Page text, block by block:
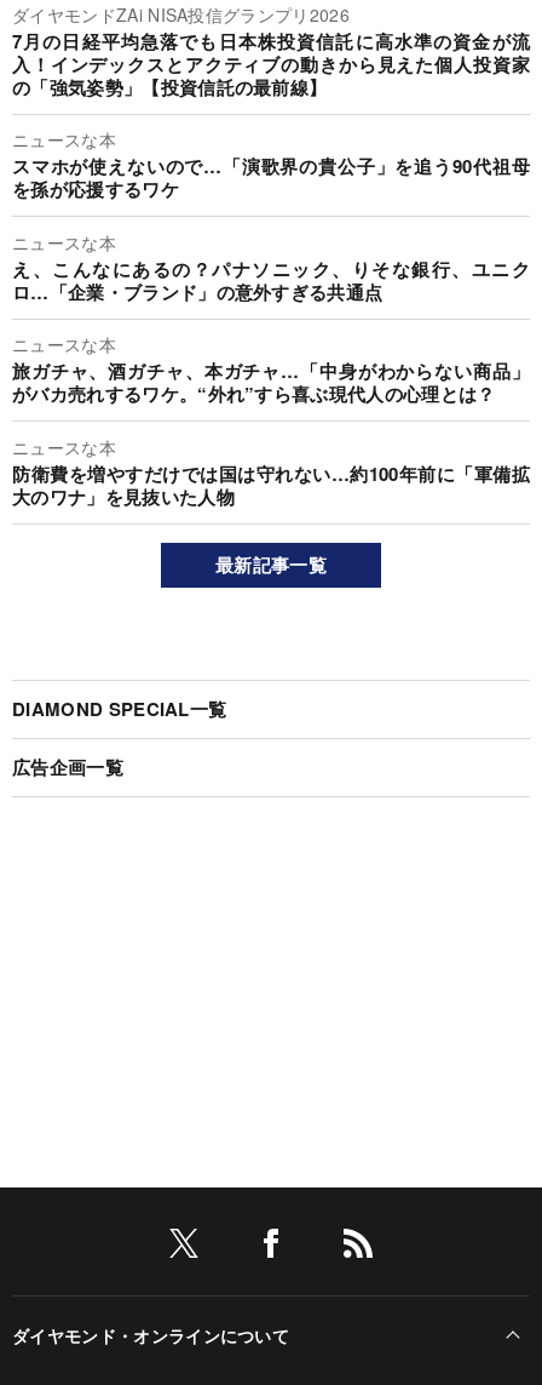
ダイヤモンドZAi NISA投信グランプリ2026
7月の日経平均急落でも日本株投資信託に高水準の資金が流
入！インデックスとアクティブの動きから見えた個人投資家
の「強気姿勢」【投資信託の最前線】
ニュースな本
スマホが使えないので…「演歌界の貴公子」を追う90代祖母
を孫が応援するワケ
ニュースな本
え、こんなにあるの？パナソニック、りそな銀行、ユニク
ロ…「企業・ブランド」の意外すぎる共通点
ニュースな本
旅ガチャ、酒ガチャ、本ガチャ…「中身がわからない商品」
がバカ売れするワケ。“外れ”すら喜ぶ現代人の心理とは？
ニュースな本
防衛費を増やすだけでは国は守れない…約100年前に「軍備拡
大のワナ」を見抜いた人物
最新記事一覧
DIAMOND SPECIAL一覧
広告企画一覧
ダイヤモンド・オンラインについて